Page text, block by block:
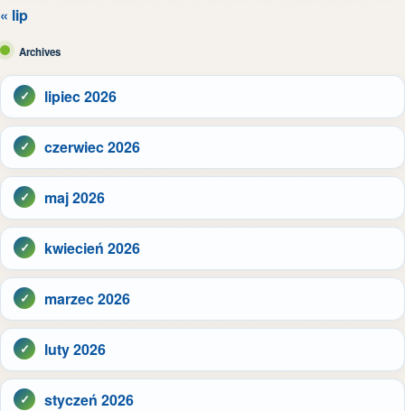
« lip
Archives
lipiec 2026
czerwiec 2026
maj 2026
kwiecień 2026
marzec 2026
luty 2026
styczeń 2026